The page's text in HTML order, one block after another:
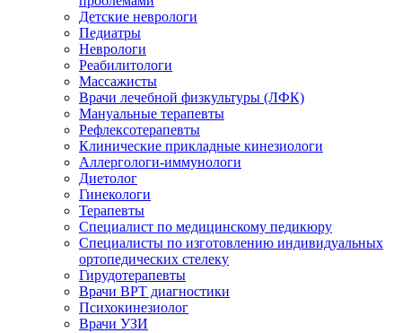
Детские неврологи
Педиатры
Неврологи
Реабилитологи
Массажисты
Врачи лечебной физкультуры (ЛФК)
Мануальные терапевты
Рефлексотерапевты
Клинические прикладные кинезиологи
Аллергологи-иммунологи
Диетолог
Гинекологи
Терапевты
Специалист по медицинскому педикюру
Специалисты по изготовлению индивидуальных
ортопедических стелеку
Гирудотерапевты
Врачи ВРТ диагностики
Психокинезиолог
Врачи УЗИ